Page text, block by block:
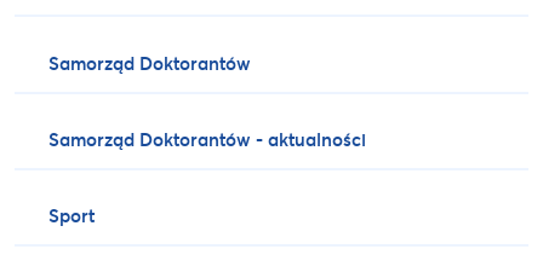
Samorząd Doktorantów
Samorząd Doktorantów - aktualności
Sport